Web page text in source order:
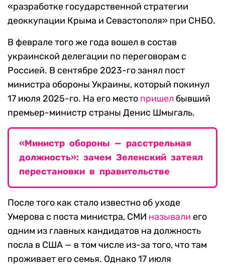
«разработке государственной стратегии
деоккупации Крыма и Севастополя» при СНБО.
В феврале того же года вошел в состав
украинской делегации по переговорам с
Россией. В сентябре 2023-го занял пост
министра обороны Украины, который покинул
17 июля 2025-го. На его место пришел бывший
премьер-министр страны Денис Шмыгаль.
«Министр обороны — расстрельная
должность»: зачем Зеленский затеял
перестановки в правительстве
После того как стало известно об уходе
Умерова с поста министра, СМИ называли его
одним из главных кандидатов на должность
посла в США — в том числе из-за того, что там
проживает его семья. Однако 17 июля